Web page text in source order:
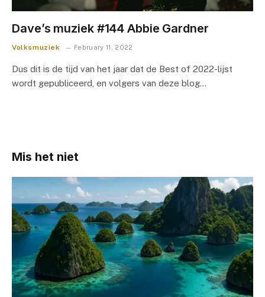
Dave’s muziek #144 Abbie Gardner
Volksmuziek February 11, 2022
Dus dit is de tijd van het jaar dat de Best of 2022-lijst
wordt gepubliceerd, en volgers van deze blog…
Mis het niet